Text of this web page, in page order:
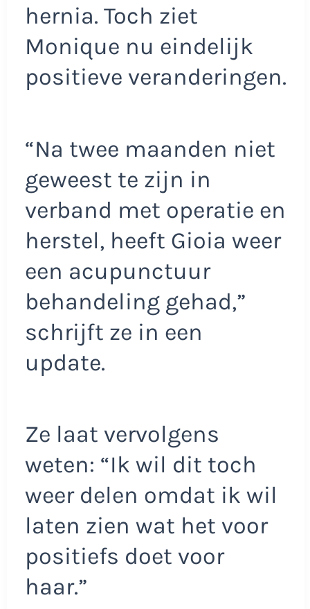
hernia. Toch ziet
Monique nu eindelijk
positieve veranderingen.
“Na twee maanden niet
geweest te zijn in
verband met operatie en
herstel, heeft Gioia weer
een acupunctuur
behandeling gehad,”
schrijft ze in een
update.
Ze laat vervolgens
weten: “Ik wil dit toch
weer delen omdat ik wil
laten zien wat het voor
positiefs doet voor
haar.”